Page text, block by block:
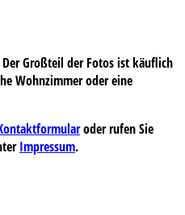
Großteil der Fotos ist käuflich
Wohnzimmer oder eine
oder rufen Sie
Impressum.